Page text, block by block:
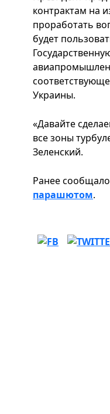
контрактам на
проработать
будет
Украины.
«Давайте
все зоны
Зеленский.
Ранее
парашютом.